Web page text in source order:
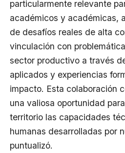
particularmente relevante
académicos y académicas,
de desafíos reales de alta
vinculación con
sector productivo a través
aplicados y experiencias
impacto. Esta colaboración
una valiosa oportunidad
territorio las capacidades
humanas desarrolladas por
puntualizó.